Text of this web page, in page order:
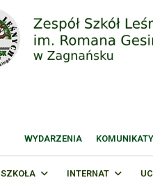
WYDARZENIA KOMUNIKATY
SZKOŁA INTERNAT